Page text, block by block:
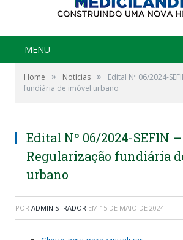
MENU
Home » Notícias »
Edital Nº 06/2024-
fundiária de imóvel urbano
Edital Nº 06/2024-SEFIN –
Regularização fundiária
urbano
POR ADMINISTRADOR EM 15 DE MAIO DE 2024